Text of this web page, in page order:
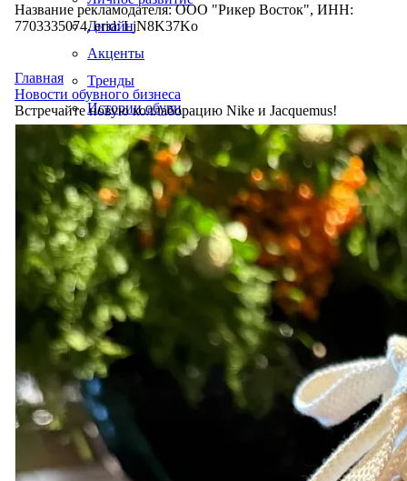
Дизайн
Акценты
Тренды
Истории обуви
Производство
Название рекламодателя: ООО "Рикер Восток", ИНН:
7703335074, erid: LjN8K37Ko
Главная
Новости обувного бизнеса
Встречайте новую коллаборацию Nike и Jacquemus!